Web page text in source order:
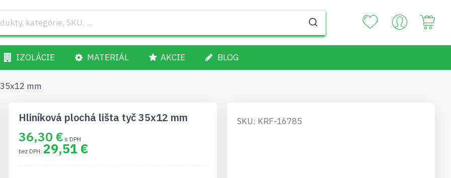
IZOLÁCIE MATERIÁL AKCIE BLOG
mm
Hliníková plochá lišta tyč 35x12 mm
36,30 €
29,51 €
SKU: KRF-16785